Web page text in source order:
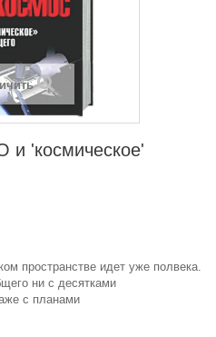
и 'космическое'
пространстве идет уже полвека.
ни с десятками
с планами